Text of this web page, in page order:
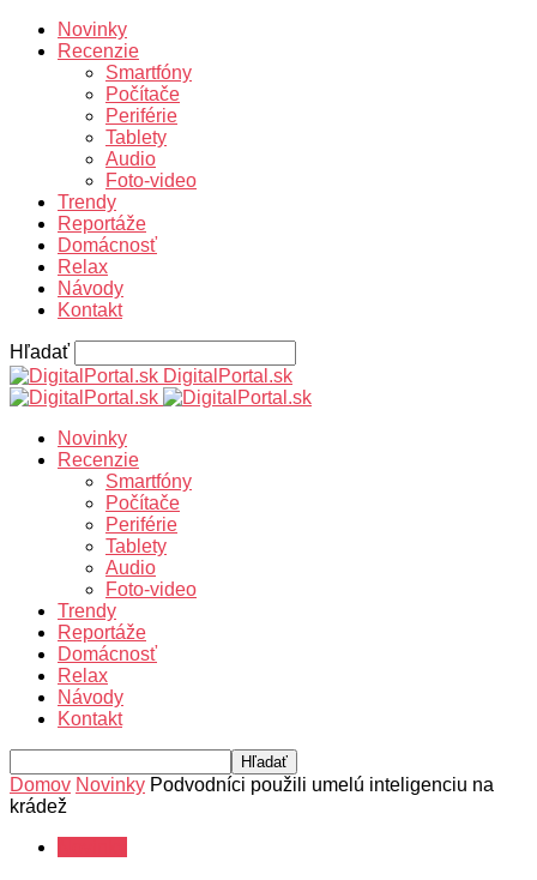
Novinky
Recenzie
Smartfóny
Počítače
Periférie
Tablety
Audio
Foto-video
Trendy
Reportáže
Domácnosť
Relax
Návody
Kontakt
Hľadať
DigitalPortal.sk
Novinky
Recenzie
Smartfóny
Počítače
Periférie
Tablety
Audio
Foto-video
Trendy
Reportáže
Domácnosť
Relax
Návody
Kontakt
Domov Novinky Podvodníci použili umelú inteligenciu na
krádež